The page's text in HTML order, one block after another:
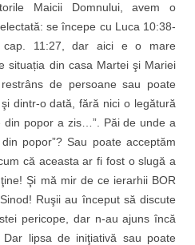
Maicii Domnului, avem o
se începe cu Luca 10:38-
11:27, dar aici e o mare
situația din casa Martei şi Mariei
de persoane sau poate
dintr-o dată, fără nici o legătură
din popor a zis…”. Păi de unde a
popor”? Sau poate acceptăm
că aceasta ar fi fost o slugă a
Şi mă mir de ce ierarhii BOR
Ruşii au început să discute
pericope, dar n-au ajuns încă
lipsa de iniţiativă sau poate